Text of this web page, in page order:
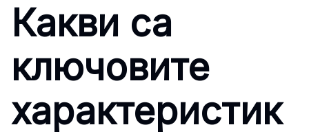
Какви са
ключовите
характеристик